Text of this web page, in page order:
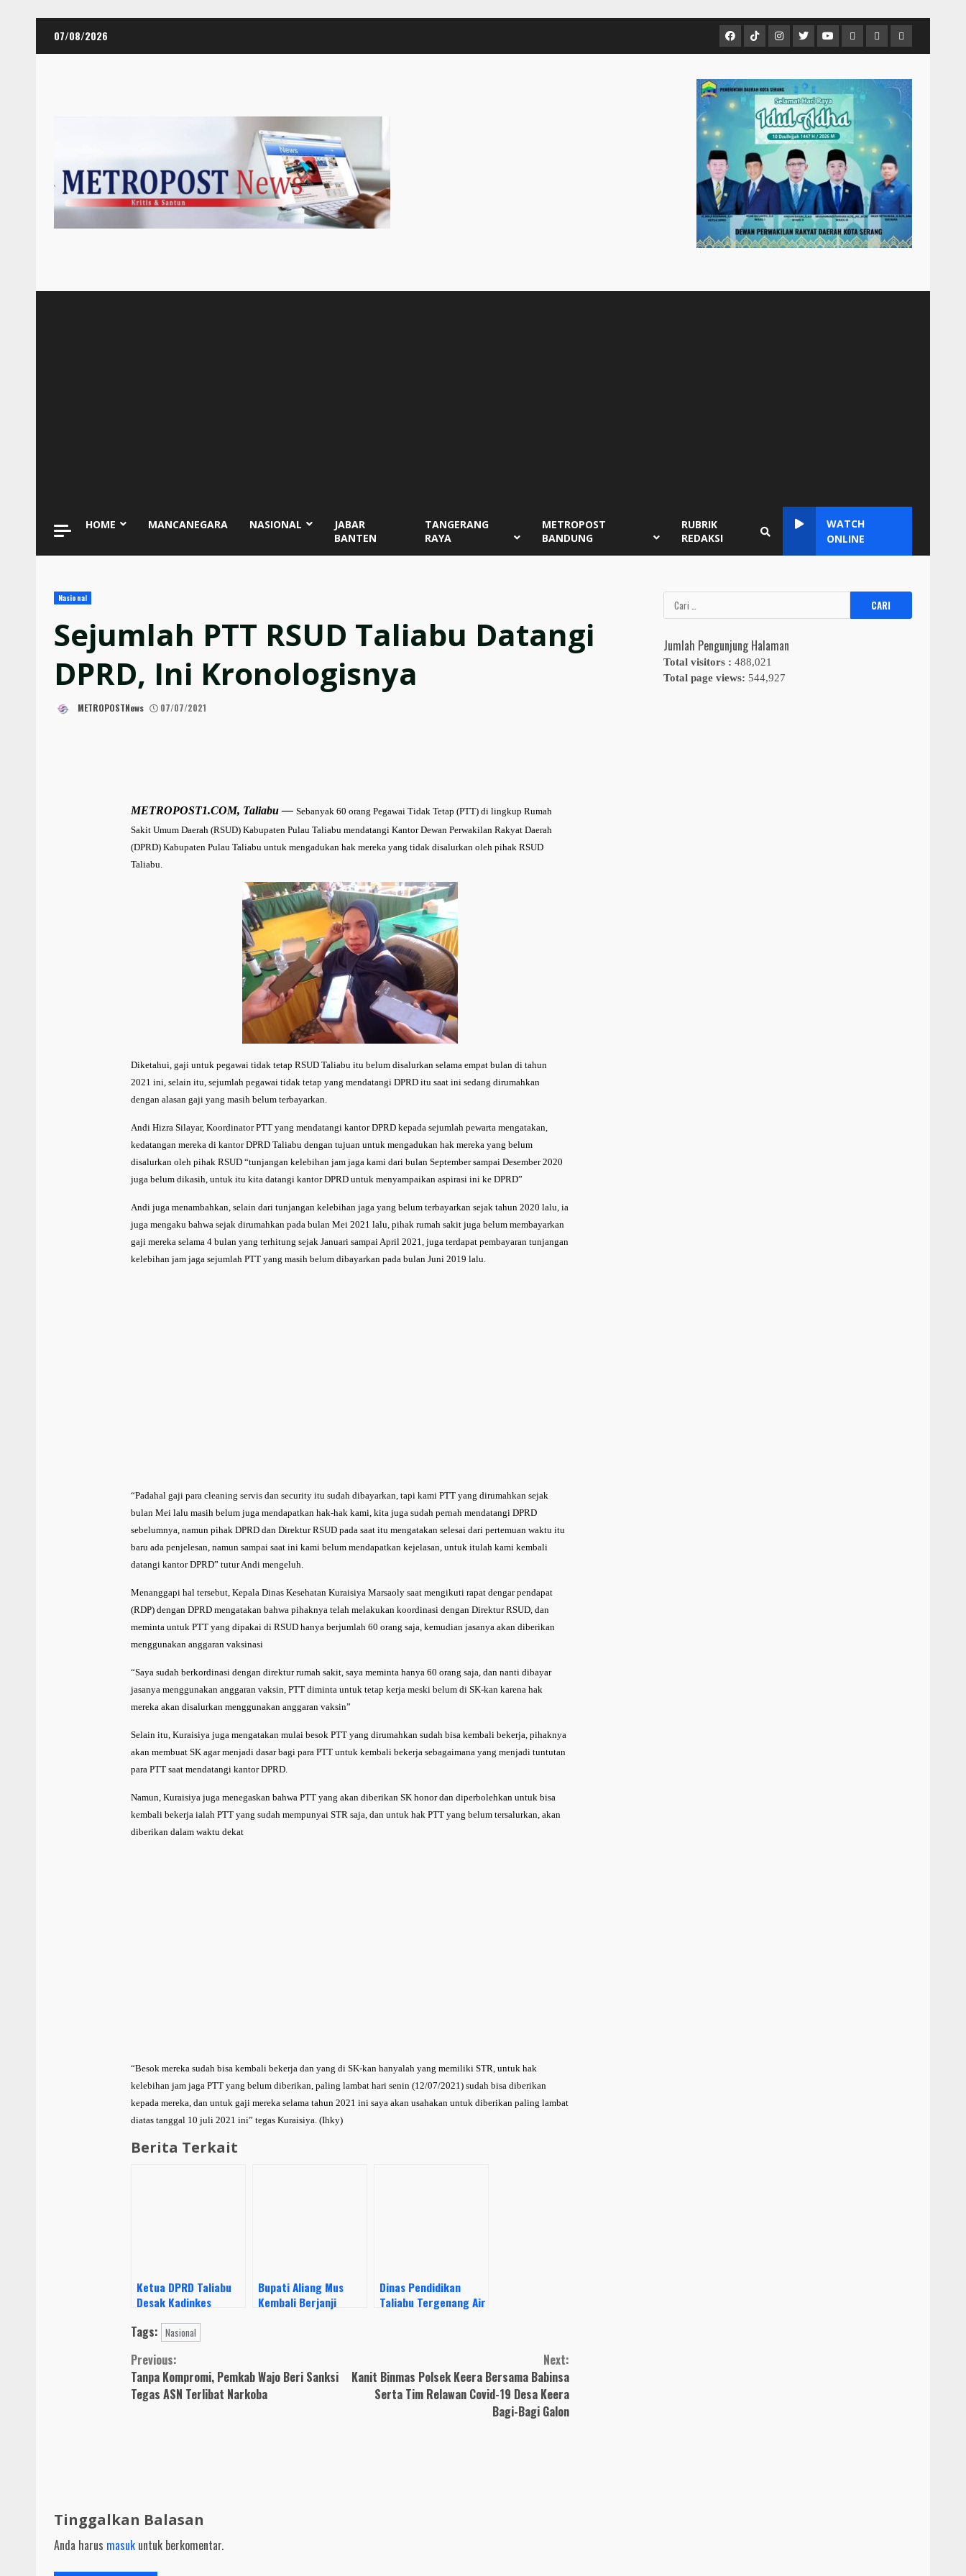
07/08/2026 FacebookTiktok
Metropostnews
Group
Instagram
TwitterYoutubeMCTVVIDEO
NEWS
MUSIC
Player
Embed
HOME MANCANEGARA NASIONAL
JABAR
BANTEN
TANGERANG
RAYA
METROPOST
BANDUNG
RUBRIK
REDAKSI
WATCH
ONLINE
Nasional
Sejumlah PTT RSUD Taliabu Datangi
DPRD, Ini Kronologisnya
METROPOSTNews 07/07/2021
METROPOST1.COM, Taliabu — Sebanyak 60 orang Pegawai Tidak Tetap (PTT) di lingkup Rumah
Sakit Umum Daerah (RSUD) Kabupaten Pulau Taliabu mendatangi Kantor Dewan Perwakilan Rakyat Daerah
(DPRD) Kabupaten Pulau Taliabu untuk mengadukan hak mereka yang tidak disalurkan oleh pihak RSUD
Taliabu.
Diketahui, gaji untuk pegawai tidak tetap RSUD Taliabu itu belum disalurkan selama empat bulan di tahun
2021 ini, selain itu, sejumlah pegawai tidak tetap yang mendatangi DPRD itu saat ini sedang dirumahkan
dengan alasan gaji yang masih belum terbayarkan.
Andi Hizra Silayar, Koordinator PTT yang mendatangi kantor DPRD kepada sejumlah pewarta mengatakan,
kedatangan mereka di kantor DPRD Taliabu dengan tujuan untuk mengadukan hak mereka yang belum
disalurkan oleh pihak RSUD “tunjangan kelebihan jam jaga kami dari bulan September sampai Desember 2020
juga belum dikasih, untuk itu kita datangi kantor DPRD untuk menyampaikan aspirasi ini ke DPRD”
Andi juga menambahkan, selain dari tunjangan kelebihan jaga yang belum terbayarkan sejak tahun 2020 lalu, ia
juga mengaku bahwa sejak dirumahkan pada bulan Mei 2021 lalu, pihak rumah sakit juga belum membayarkan
gaji mereka selama 4 bulan yang terhitung sejak Januari sampai April 2021, juga terdapat pembayaran tunjangan
kelebihan jam jaga sejumlah PTT yang masih belum dibayarkan pada bulan Juni 2019 lalu.
“Padahal gaji para cleaning servis dan security itu sudah dibayarkan, tapi kami PTT yang dirumahkan sejak
bulan Mei lalu masih belum juga mendapatkan hak-hak kami, kita juga sudah pernah mendatangi DPRD
sebelumnya, namun pihak DPRD dan Direktur RSUD pada saat itu mengatakan selesai dari pertemuan waktu itu
baru ada penjelesan, namun sampai saat ini kami belum mendapatkan kejelasan, untuk itulah kami kembali
datangi kantor DPRD” tutur Andi mengeluh.
Menanggapi hal tersebut, Kepala Dinas Kesehatan Kuraisiya Marsaoly saat mengikuti rapat dengar pendapat
(RDP) dengan DPRD mengatakan bahwa pihaknya telah melakukan koordinasi dengan Direktur RSUD, dan
meminta untuk PTT yang dipakai di RSUD hanya berjumlah 60 orang saja, kemudian jasanya akan diberikan
menggunakan anggaran vaksinasi
“Saya sudah berkordinasi dengan direktur rumah sakit, saya meminta hanya 60 orang saja, dan nanti dibayar
jasanya menggunakan anggaran vaksin, PTT diminta untuk tetap kerja meski belum di SK-kan karena hak
mereka akan disalurkan menggunakan anggaran vaksin”
Selain itu, Kuraisiya juga mengatakan mulai besok PTT yang dirumahkan sudah bisa kembali bekerja, pihaknya
akan membuat SK agar menjadi dasar bagi para PTT untuk kembali bekerja sebagaimana yang menjadi tuntutan
para PTT saat mendatangi kantor DPRD.
Namun, Kuraisiya juga menegaskan bahwa PTT yang akan diberikan SK honor dan diperbolehkan untuk bisa
kembali bekerja ialah PTT yang sudah mempunyai STR saja, dan untuk hak PTT yang belum tersalurkan, akan
diberikan dalam waktu dekat
“Besok mereka sudah bisa kembali bekerja dan yang di SK-kan hanyalah yang memiliki STR, untuk hak
kelebihan jam jaga PTT yang belum diberikan, paling lambat hari senin (12/07/2021) sudah bisa diberikan
kepada mereka, dan untuk gaji mereka selama tahun 2021 ini saya akan usahakan untuk diberikan paling lambat
diatas tanggal 10 juli 2021 ini” tegas Kuraisiya. (Ihky)
Berita Terkait
Ketua DPRD Taliabu
Desak Kadinkes
Hak-hak PTT RSUD
Bupati Aliang Mus
Kembali Berjanji
Dinas Pendidikan
Taliabu Tergenang Air
Tags: Nasional
Continue
Reading
Previous:
Tanpa Kompromi, Pemkab Wajo Beri Sanksi
Tegas ASN Terlibat Narkoba
Next:
Kanit Binmas Polsek Keera Bersama Babinsa
Serta Tim Relawan Covid-19 Desa Keera
Bagi-Bagi Galon
Tinggalkan Balasan
Anda harus masuk untuk berkomentar.
Cari
untuk:
Jumlah Pengunjung Halaman
Total visitors :488,021
Total page views: 544,927